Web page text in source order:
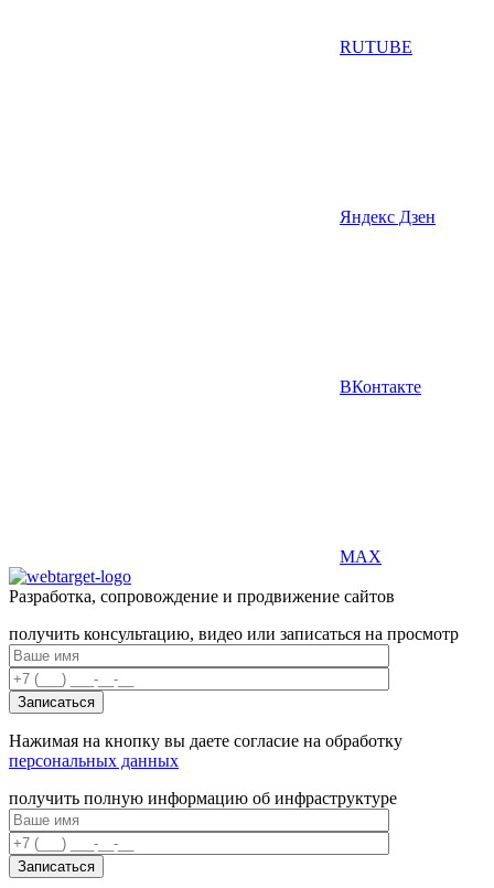
RUTUBE
Яндекс Дзен
ВКонтакте
MAX
Разработка, сопровождение и продвижение сайтов
получить консультацию, видео или записаться на просмотр
Нажимая на кнопку вы даете согласие на обработку
персональных данных
получить полную информацию об инфраструктуре